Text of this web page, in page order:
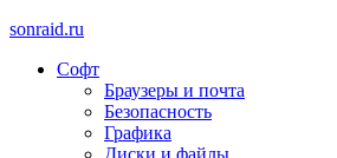
sonraid.ru
Скачивай программы, мини игры
Софт
Браузеры и почта
Безопасность
Графика
Диски и файлы